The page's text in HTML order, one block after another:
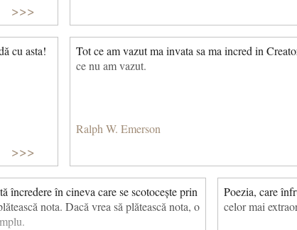
>>>
cu asta!
>>>
Tot ce am vazut ma invata sa ma incred in
ce nu am vazut.
Ralph W. Emerson
încredere în cineva care se scotocește prin
nota. Dacă vrea să plătească nota, o
Poezia, care
celor mai